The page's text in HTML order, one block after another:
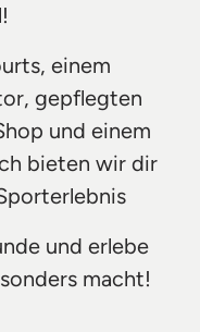
einem
gepflegten
und einem
bieten wir dir
und erlebe
macht!